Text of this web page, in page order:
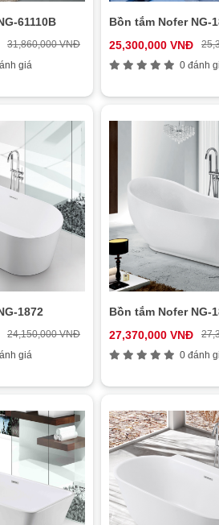
61110B
31,860,000 VNĐ
giá
Bồn tắm Nofer NG-
25,300,000 VNĐ
0 đánh
1872
24,150,000 VNĐ
giá
Bồn tắm Nofer NG-
27,370,000 VNĐ
0 đánh